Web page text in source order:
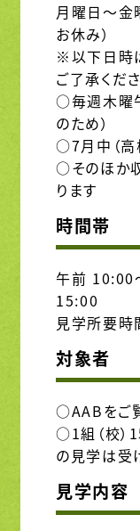
月曜日～金
お休み）
※以下日時
ご了承くださ
○毎週木曜
のため）
○7月中（高
○そのほか
ります
時間帯
午前 10:00
15:00
見学所要時
対象者
○AABをご
○1組（校）
の見学は受
見学内容